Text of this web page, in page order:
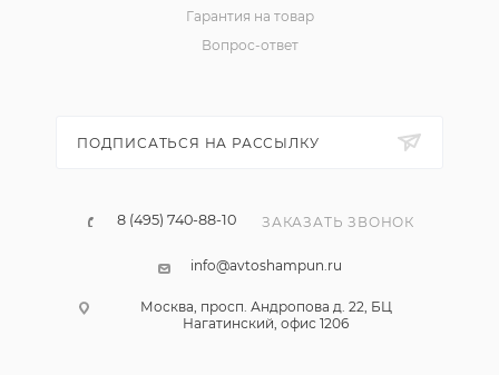
Гарантия на товар
Вопрос-ответ
ПОДПИСАТЬСЯ НА РАССЫЛКУ
8 (495) 740-88-10 ЗАКАЗАТЬ ЗВОНОК
info@avtoshampun.ru
Москва, просп. Андропова д. 22, БЦ
Нагатинский, офис 1206